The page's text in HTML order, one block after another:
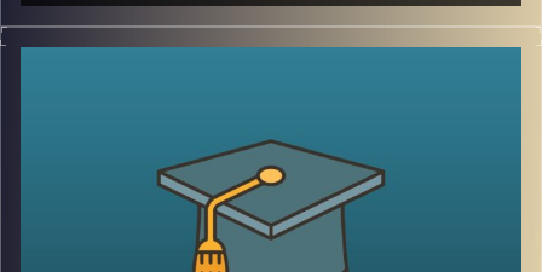
בפרק הקודם דיברנו בעיקר על הבעיות שבחקלאות
האינטנסיבית, דיברנו על דישון, הדברה ואיך כל זה פוגע במאזן
דינאמית, אורגנית, פוליקולטורית ועוד)
נדבר גם על הנדסה גנטית ומה זה אומר
נעמיק באיך פותרים את הבעיה, איכות המים, השקיה והאם
המעבר לחקלאות אקולוגית תצליח להאכיל את העולם עד